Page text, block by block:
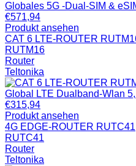
Globales 5G -Dual-SIM &
€571,94
Produkt ansehen
CAT 6 LTE-ROUTER
RUTM16
Router
Teltonika
Global LTE Dualband-Wlan
€315,94
Produkt ansehen
4G EDGE-ROUTER RUTC41
RUTC41
Router
Teltonika